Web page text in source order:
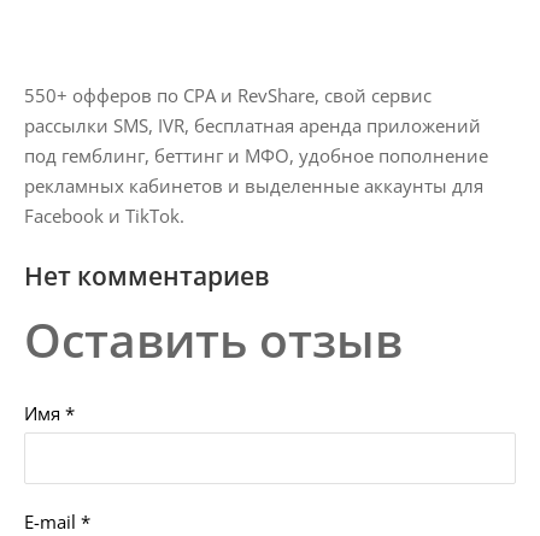
550+ офферов по CPA и RevShare, свой сервис
рассылки SMS, IVR, бесплатная аренда приложений
под гемблинг, беттинг и МФО, удобное пополнение
рекламных кабинетов и выделенные аккаунты для
Facebook и TikTok.
Нет комментариев
Оставить отзыв
Имя *
E-mail *